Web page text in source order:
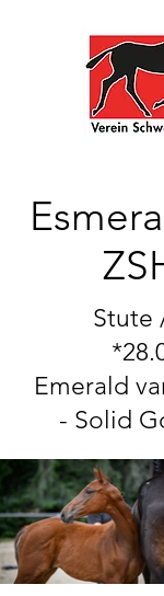
Stute
Emerald
- Solid